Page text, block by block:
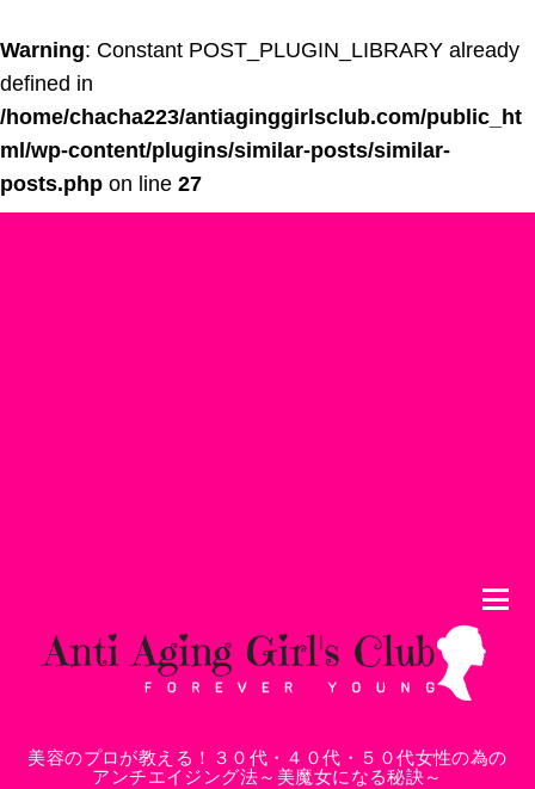
Warning: Constant POST_PLUGIN_LIBRARY already
defined in
/home/chacha223/antiaginggirlsclub.com/public_ht
ml/wp-content/plugins/similar-posts/similar-
posts.php on line 27
美容のプロが教える！３０代・４０代・５０代女性の為の
アンチエイジング法～美魔女になる秘訣～